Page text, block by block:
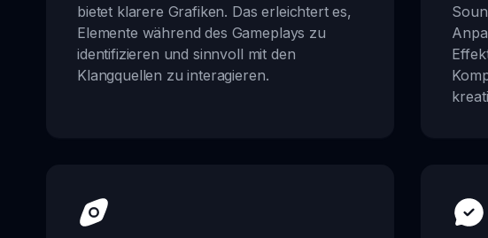
bietet klarere Grafiken. Das erleichtert es,
Elemente während des Gameplays zu
identifizieren und sinnvoll mit den
Klangquellen zu interagieren.